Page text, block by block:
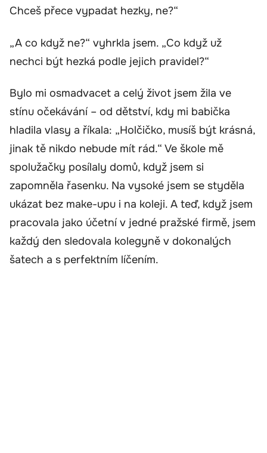
Chceš přece vypadat hezky, ne?“
„A co když ne?“ vyhrkla jsem. „Co když už
nechci být hezká podle jejich pravidel?“
Bylo mi osmadvacet a celý život jsem žila ve
stínu očekávání – od dětství, kdy mi babička
hladila vlasy a říkala: „Holčičko, musíš být krásná,
jinak tě nikdo nebude mít rád.“ Ve škole mě
spolužačky posílaly domů, když jsem si
zapomněla řasenku. Na vysoké jsem se styděla
ukázat bez make-upu i na koleji. A teď, když jsem
pracovala jako účetní v jedné pražské firmě, jsem
každý den sledovala kolegyně v dokonalých
šatech a s perfektním líčením.